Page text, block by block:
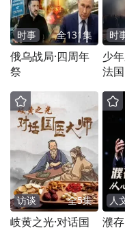
时事 全131集
俄乌战局·四周年
祭
时
少
法
访谈 全5集
岐黄之光·对话国
人
濮